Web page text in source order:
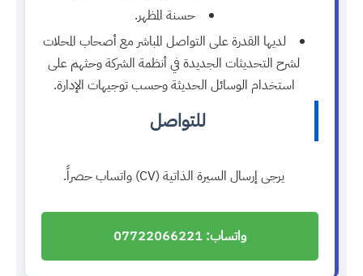
حسنة المظهر.
لديها القدرة على التواصل المباشر مع أصحاب المحلات
لشرح التحديثات الجديدة في أنظمة الشركة وحثهم على
استخدام الوسائل الحديثة وحسب توجيهات الإدارة.
للتواصل
يرجى إرسال السيرة الذاتية (CV) واتساب حصراً.
واتساب: 07722066221